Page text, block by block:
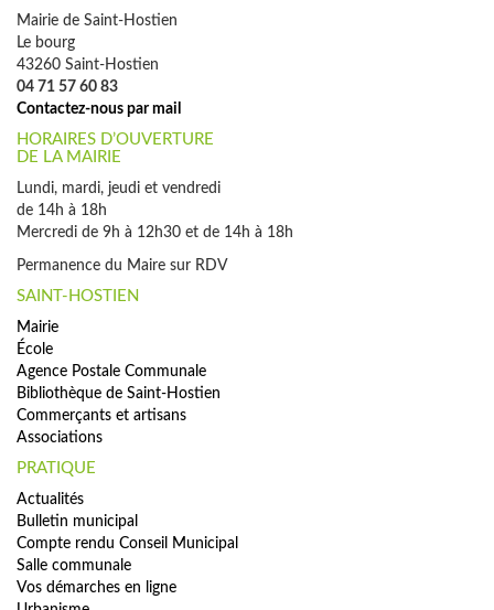
Mairie de Saint-Hostien
Le bourg
43260 Saint-Hostien
04 71 57 60 83
Contactez-nous par mail
HORAIRES D’OUVERTURE
DE LA MAIRIE
Lundi, mardi, jeudi et vendredi
de 14h à 18h
Mercredi de 9h à 12h30 et de 14h à 18h
Permanence du Maire sur RDV
SAINT-HOSTIEN
Mairie
École
Agence Postale Communale
Bibliothèque de Saint-Hostien
Commerçants et artisans
Associations
PRATIQUE
Actualités
Bulletin municipal
Compte rendu Conseil Municipal
Salle communale
Vos démarches en ligne